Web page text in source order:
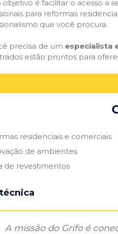
objetivo é facilitar o acesso a
para reformas
que você procura.
precisa de um especialista
estão prontos para
residenciais e comerciais
de ambientes
de revestimentos
A missão do Grifo é